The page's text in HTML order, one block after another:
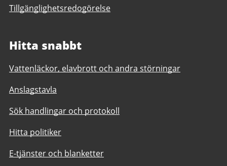
Tillgänglighetsredogörelse
Hitta snabbt
Vattenläckor, elavbrott och andra störningar
Anslagstavla
Sök handlingar och protokoll
Hitta politiker
E-tjänster och blanketter